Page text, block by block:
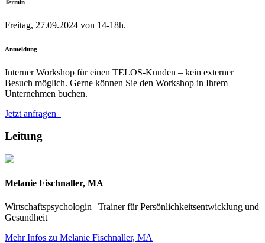
Termin
Freitag, 27.09.2024 von 14-18h.
Anmeldung
Interner Workshop für einen TELOS-Kunden – kein externer
Besuch möglich. Gerne können Sie den Workshop in Ihrem
Unternehmen buchen.
Jetzt anfragen
Leitung
Melanie Fischnaller, MA
Wirtschaftspsychologin | Trainer für Persönlichkeitsentwicklung und
Gesundheit
Mehr Infos zu Melanie Fischnaller, MA